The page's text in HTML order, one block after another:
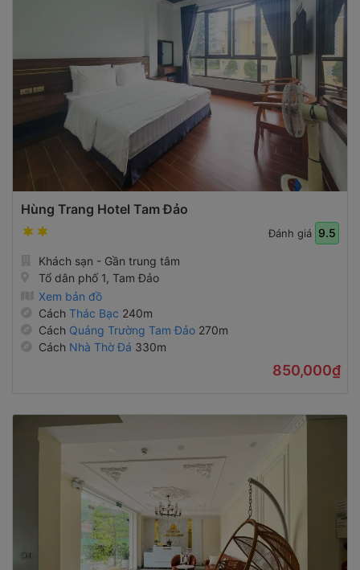
Hùng Trang Hotel Tam Đảo
Đánh giá 9.5
Khách sạn - Gần trung tâm
Tổ dân phố 1, Tam Đảo
Xem bản đồ
Cách Thác Bạc 240m
Cách Quảng Trường Tam Đảo 270m
Cách Nhà Thờ Đá 330m
850,000₫